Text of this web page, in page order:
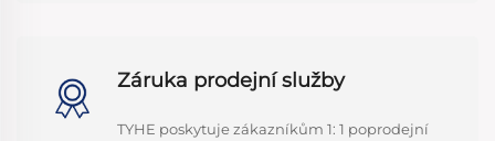
Záruka prodejní služby
TYHE poskytuje zákazníkům 1: 1 poprodejní